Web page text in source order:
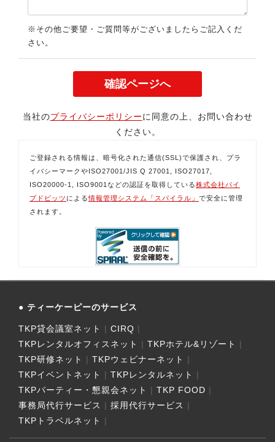
※その他ご要望・ご質問等がございましたらご記入くだ
さい。
当社のプライバシーポリシーに同意の上、お問い合わせ
ください。
ご登録される情報は、暗号化された通信(SSL)で保護され、プラ
イバシーマークやISO27001/JIS Q 27001, ISO27017,
ISO20000-1, ISO9001などの認証を取得している株式会社パイ
プドビッツ による情報管理システム「スパイラル」 で安全に管理
されます。
ティーケーピーのサービス
TKP貸会議室ネット
CIRQ
TKPレンタルオフィスネット
TKPホテル&リゾート
TKP研修ネット
TKPウェビナーネット
TKPイベントネット
TKPレンタルネット
TKPパーティー・懇親会ネット
TKP FOOD
事務局代行サービス
採用代行サービス
TKPトラベルネット